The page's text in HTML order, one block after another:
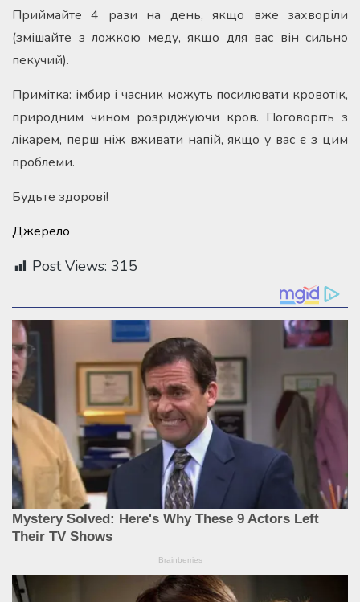
Приймайте 4 рази на день, якщо вже захворіли
(змішайте з ложкою меду, якщо для вас він сильно
пекучий).
Примітка: імбир і часник можуть посилювати кровотік,
природним чином розріджуючи кров. Поговоріть з
лікарем, перш ніж вживати напій, якщо у вас є з цим
проблеми.
Будьте здорові!
Джерело
Post Views: 315